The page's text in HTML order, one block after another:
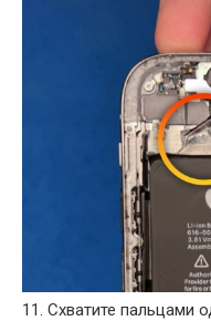
11. Схватите пальцами